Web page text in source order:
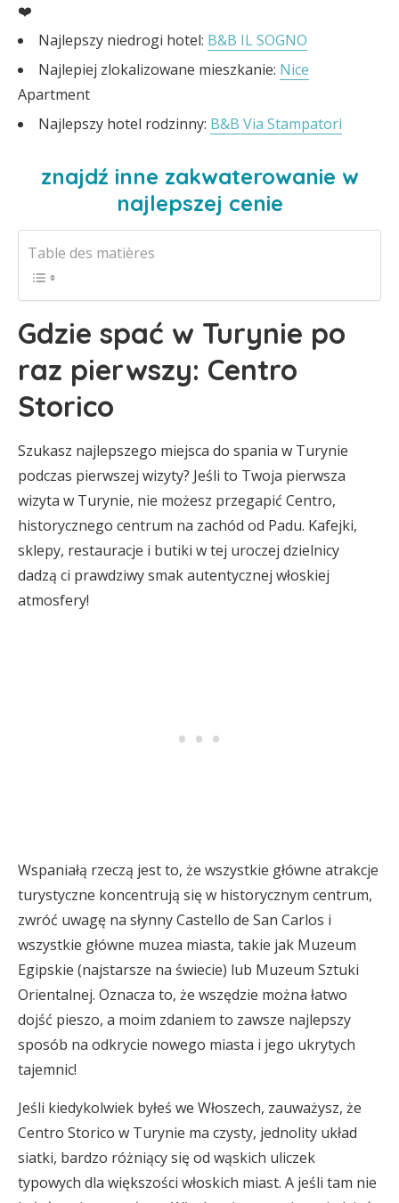
❤️
Najlepszy niedrogi hotel: B&B IL SOGNO
Najlepiej zlokalizowane mieszkanie: Nice
Apartment
Najlepszy hotel rodzinny: B&B Via Stampatori
znajdź inne zakwaterowanie w
najlepszej cenie
Table des matières
Gdzie spać w Turynie po
raz pierwszy: Centro
Storico
Szukasz najlepszego miejsca do spania w Turynie
podczas pierwszej wizyty? Jeśli to Twoja pierwsza
wizyta w Turynie, nie możesz przegapić Centro,
historycznego centrum na zachód od Padu. Kafejki,
sklepy, restauracje i butiki w tej uroczej dzielnicy
dadzą ci prawdziwy smak autentycznej włoskiej
atmosfery!
Wspaniałą rzeczą jest to, że wszystkie główne atrakcje
turystyczne koncentrują się w historycznym centrum,
zwróć uwagę na słynny Castello de San Carlos i
wszystkie główne muzea miasta, takie jak Muzeum
Egipskie (najstarsze na świecie) lub Muzeum Sztuki
Orientalnej. Oznacza to, że wszędzie można łatwo
dojść pieszo, a moim zdaniem to zawsze najlepszy
sposób na odkrycie nowego miasta i jego ukrytych
tajemnic!
Jeśli kiedykolwiek byłeś we Włoszech, zauważysz, że
Centro Storico w Turynie ma czysty, jednolity układ
siatki, bardzo różniący się od wąskich uliczek
typowych dla większości włoskich miast. A jeśli tam nie